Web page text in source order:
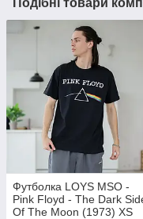
Подібні товари
Футболка LOYS MSO -
Pink Floyd - The Dark
Of The Moon (1973) XS